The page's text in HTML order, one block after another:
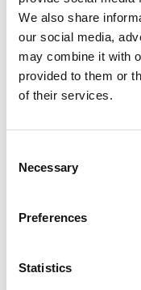
We also share
our social media,
may combine it with
provided to them or
of their services.
Selection
Necessary
Preferences
Statistics
Καλώς ήρθατε στο
Είμαστε
των Μεταφορών,
επαγγελματίες
και των Μεταφορών,
τοποθετήσεις,